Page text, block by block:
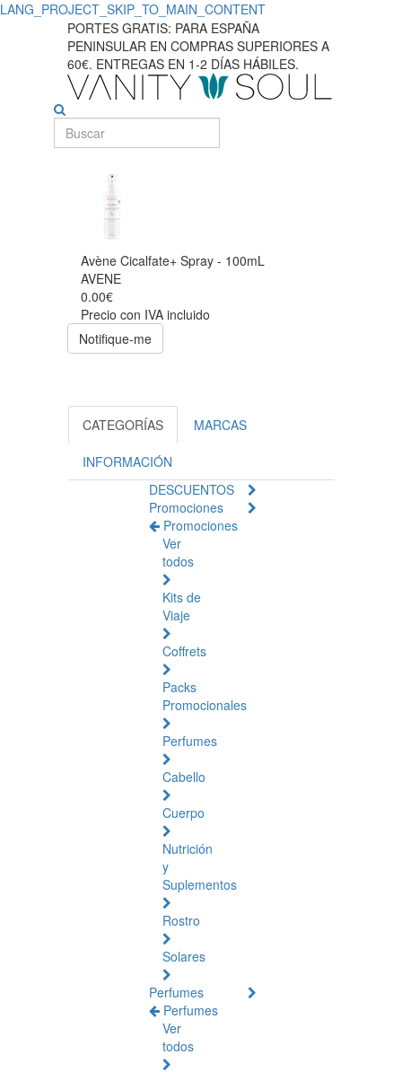
LANG_PROJECT_SKIP_TO_MAIN_CONTENT
PORTES GRATIS: PARA ESPAÑA
PENINSULAR EN COMPRAS SUPERIORES A
60€. ENTREGAS EN 1-2 DÍAS HÁBILES.
Avène Cicalfate+ Spray - 100mL
AVENE
0.00€
Precio con IVA incluido
Notifique-me
CATEGORÍAS MARCAS
INFORMACIÓN
DESCUENTOS
Promociones
Promociones
Ver
todos
Kits de
Viaje
Coffrets
Packs
Promocionales
Perfumes
Cabello
Cuerpo
Nutrición
y
Suplementos
Rostro
Solares
Perfumes
Perfumes
Ver
todos